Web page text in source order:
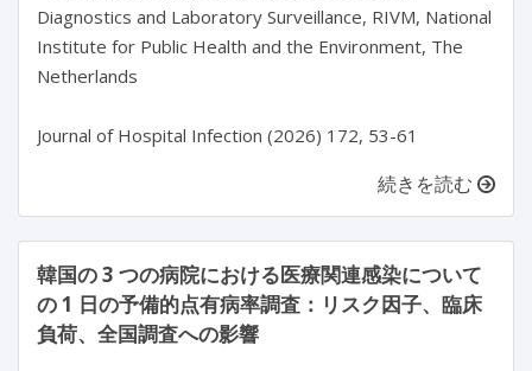
Diagnostics and Laboratory Surveillance, RIVM, National
Institute for Public Health and the Environment, The
Netherlands
続きを読む
韓国の 3 つの病院における医療関連感染について
の 1 日の予備的点有病率調査：リスク因子、臨床
負荷、全国調査への影響